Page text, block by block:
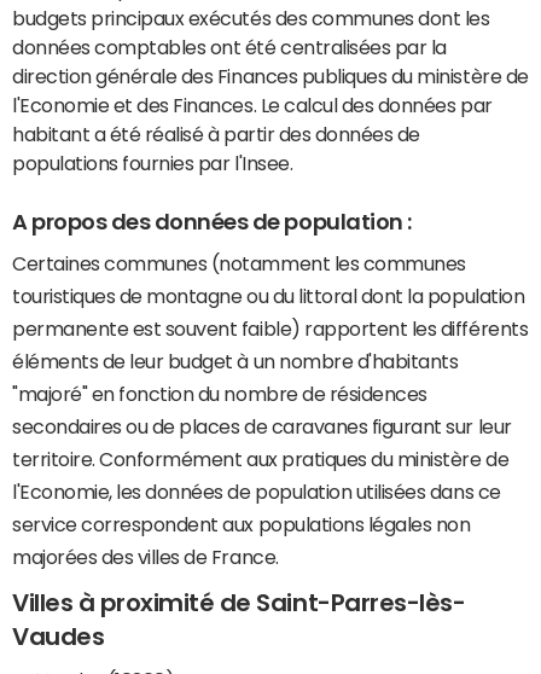
budgets principaux exécutés des communes dont les
données comptables ont été centralisées par la
direction générale des Finances publiques du ministère de
l'Economie et des Finances. Le calcul des données par
habitant a été réalisé à partir des données de
populations fournies par l'Insee.
A propos des données de population :
Certaines communes (notamment les communes
touristiques de montagne ou du littoral dont la population
permanente est souvent faible) rapportent les différents
éléments de leur budget à un nombre d'habitants
"majoré" en fonction du nombre de résidences
secondaires ou de places de caravanes figurant sur leur
territoire. Conformément aux pratiques du ministère de
l'Economie, les données de population utilisées dans ce
service correspondent aux populations légales non
majorées des villes de France.
Villes à proximité de Saint-Parres-lès-
Vaudes